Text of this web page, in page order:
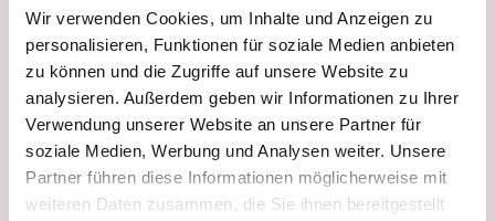
Wir verwenden Cookies, um Inhalte und Anzeigen zu
personalisieren, Funktionen für soziale Medien anbieten
zu können und die Zugriffe auf unsere Website zu
analysieren. Außerdem geben wir Informationen zu Ihrer
Verwendung unserer Website an unsere Partner für
soziale Medien, Werbung und Analysen weiter. Unsere
Partner führen diese Informationen möglicherweise mit
weiteren Daten zusammen, die Sie ihnen bereitgestellt
Weitere spannende
Beiträge